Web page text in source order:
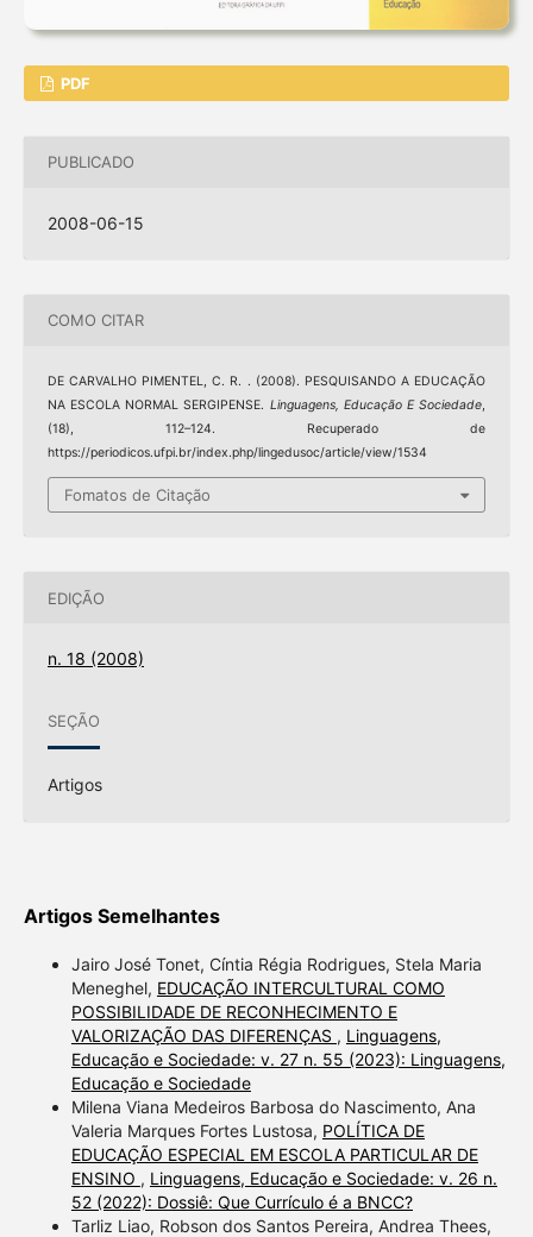
PDF
PUBLICADO
2008-06-15
COMO CITAR
DE CARVALHO PIMENTEL, C. R. . (2008). PESQUISANDO A EDUCAÇÃO
NA ESCOLA NORMAL SERGIPENSE. Linguagens, Educação E Sociedade,
(18), 112–124. Recuperado de
https://periodicos.ufpi.br/index.php/lingedusoc/article/view/1534
Fomatos de Citação
EDIÇÃO
n. 18 (2008)
SEÇÃO
Artigos
Artigos Semelhantes
Jairo José Tonet, Cíntia Régia Rodrigues, Stela Maria
Meneghel, EDUCAÇÃO INTERCULTURAL COMO
POSSIBILIDADE DE RECONHECIMENTO E
VALORIZAÇÃO DAS DIFERENÇAS , Linguagens,
Educação e Sociedade: v. 27 n. 55 (2023): Linguagens,
Educação e Sociedade
Milena Viana Medeiros Barbosa do Nascimento, Ana
Valeria Marques Fortes Lustosa, POLÍTICA DE
EDUCAÇÃO ESPECIAL EM ESCOLA PARTICULAR DE
ENSINO , Linguagens, Educação e Sociedade: v. 26 n.
52 (2022): Dossiê: Que Currículo é a BNCC?
Tarliz Liao, Robson dos Santos Pereira, Andrea Thees,